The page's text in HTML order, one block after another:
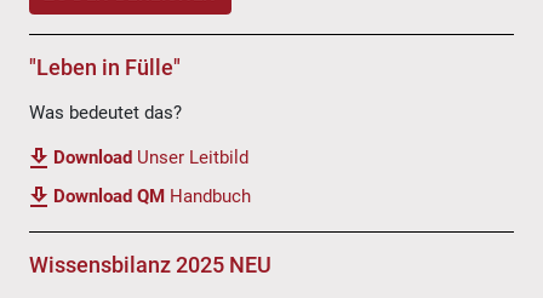
"Leben in Fülle"
Was bedeutet das?
Download Unser Leitbild
Download QM Handbuch
Wissensbilanz 2025 NEU